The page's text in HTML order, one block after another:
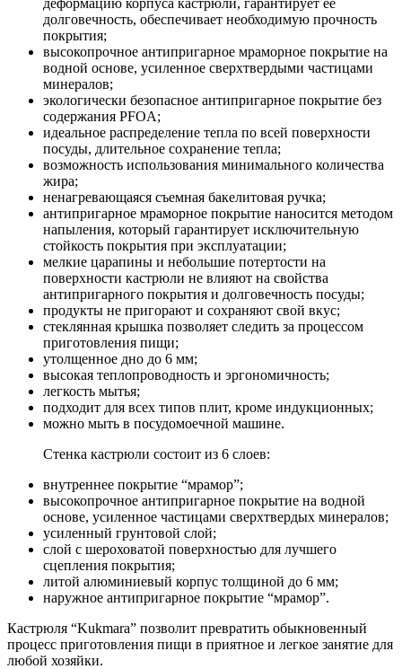
долговечность, обеспечивает необходимую прочность
покрытия;
высокопрочное антипригарное мраморное покрытие на
водной основе, усиленное сверхтвердыми частицами
минералов;
экологически безопасное антипригарное покрытие без
содержания PFOA;
идеальное распределение тепла по всей поверхности
посуды, длительное сохранение тепла;
возможность использования минимального количества
жира;
ненагревающаяся съемная бакелитовая ручка;
антипригарное мраморное покрытие наносится методом
напыления, который гарантирует исключительную
стойкость покрытия при эксплуатации;
мелкие царапины и небольшие потертости на
поверхности кастрюли не влияют на свойства
антипригарного покрытия и долговечность посуды;
продукты не пригорают и сохраняют свой вкус;
стеклянная крышка позволяет следить за процессом
приготовления пищи;
утолщенное дно до 6 мм;
высокая теплопроводность и эргономичность;
легкость мытья;
подходит для всех типов плит, кроме индукционных;
можно мыть в посудомоечной машине.
Стенка кастрюли состоит из 6 слоев:
внутреннее покрытие “мрамор”;
высокопрочное антипригарное покрытие на водной
основе, усиленное частицами сверхтвердых минералов;
усиленный грунтовой слой;
слой с шероховатой поверхностью для лучшего
сцепления покрытия;
литой алюминиевый корпус толщиной до 6 мм;
наружное антипригарное покрытие “мрамор”.
Кастрюля “Kukmara” позволит превратить обыкновенный
процесс приготовления пищи в приятное и легкое занятие для
любой хозяйки.